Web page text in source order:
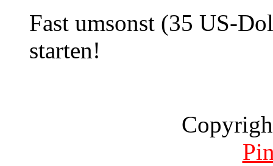
Fast umsonst (35 US-
starten!